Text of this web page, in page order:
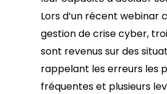
Lors d’un récent webinar
gestion de crise cyber,
sont revenus sur des
rappelant les erreurs les
fréquentes et plusieurs